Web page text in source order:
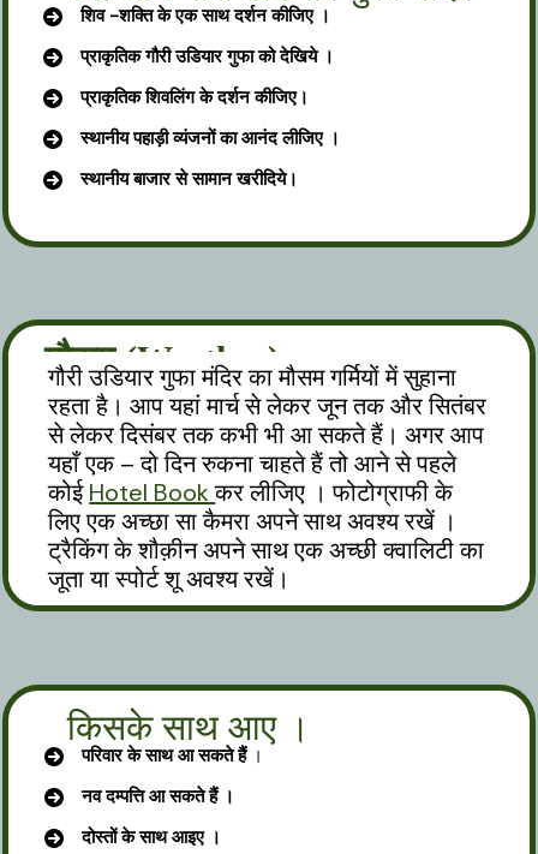
शिव -शक्ति के एक साथ दर्शन कीजिए ।
प्राकृतिक गौरी उडियार गुफा को देखिये ।
प्राकृतिकशिवलिंग के दर्शन कीजिए।
स्थानीय पहाड़ी व्यंजनों का आनंद लीजिए ।
स्थानीय बाजार से सामान खरीदिये।
मौसम (Weather)
गौरी उडियार गुफा मंदिर का मौसम गर्मियों में सुहाना
रहता है। आप यहां मार्च से लेकर जून तक और सितंबर
से लेकर दिसंबर तक कभी भी आ सकते हैं। अगर आप
यहाँ एक – दो दिन रुकना चाहते हैं तो आने से पहले
कोईHotel Bookकर लीजिए । फोटोग्राफी के
लिए एक अच्छा सा कैमरा अपने साथ अवश्य रखें ।
ट्रैकिंग के शौक़ीन अपने साथ एक अच्छी क्वालिटी का
जूता या स्पोर्ट शू अवश्य रखें।
किसके साथ आए ।
परिवार के साथ आ सकते हैं ।
नव दम्पत्ति आ सकते हैं ।
दोस्तों के साथ आइए ।